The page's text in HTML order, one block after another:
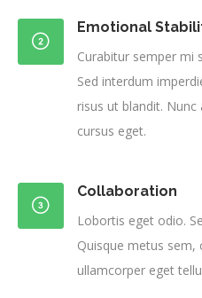
Emotional
Curabitur semper mi
Sed interdum
risus ut blandit.
cursus eget.
Collaboration
Lobortis eget odio.
Quisque metus sem,
ullamcorper eget